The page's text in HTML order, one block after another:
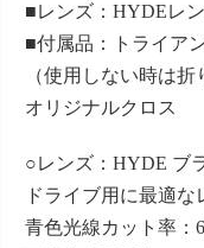
■レンズ：HYDEレ
■付属品：トライア
（使用しない時は折
オリジナルクロス
○レンズ：HYDE ブ
ドライブ用に最適な
青色光線カット率：